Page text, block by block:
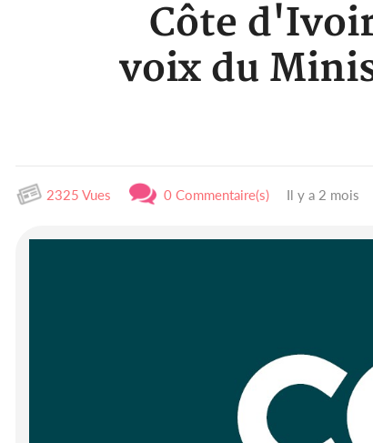
Côte
voix du
2325 Vues 0 Commentaire(s) Il y a 2 mois